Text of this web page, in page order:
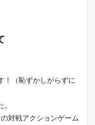
！（恥ずかしがらずに
対戦アクションゲーム